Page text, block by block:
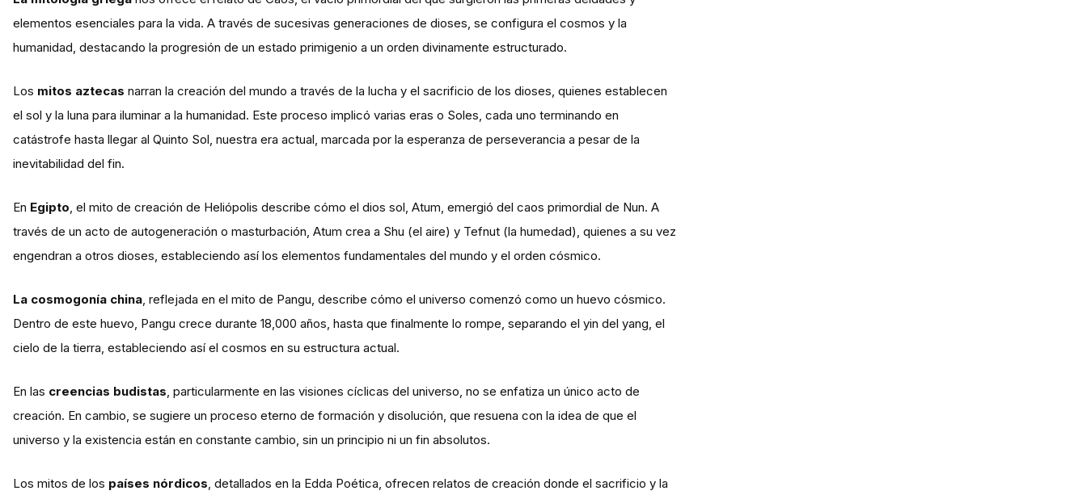
elementos esenciales para la vida. A través de sucesivas generaciones de dioses, se configura el cosmos y la
humanidad, destacando la progresión de un estado primigenio a un orden divinamente estructurado.
Los mitos aztecas narran la creación del mundo a través de la lucha y el sacrificio de los dioses, quienes establecen
el sol y la luna para iluminar a la humanidad. Este proceso implicó varias eras o Soles, cada uno terminando en
catástrofe hasta llegar al Quinto Sol, nuestra era actual, marcada por la esperanza de perseverancia a pesar de la
inevitabilidad del fin.
En Egipto, el mito de creación de Heliópolis describe cómo el dios sol, Atum, emergió del caos primordial de Nun. A
través de un acto de autogeneración o masturbación, Atum crea a Shu (el aire) y Tefnut (la humedad), quienes a su vez
engendran a otros dioses, estableciendo así los elementos fundamentales del mundo y el orden cósmico.
La cosmogonía china, reflejada en el mito de Pangu, describe cómo el universo comenzó como un huevo cósmico.
Dentro de este huevo, Pangu crece durante 18,000 años, hasta que finalmente lo rompe, separando el yin del yang, el
cielo de la tierra, estableciendo así el cosmos en su estructura actual.
En las creencias budistas, particularmente en las visiones cíclicas del universo, no se enfatiza un único acto de
creación. En cambio, se sugiere un proceso eterno de formación y disolución, que resuena con la idea de que el
universo y la existencia están en constante cambio, sin un principio ni un fin absolutos.
Los mitos de los países nórdicos, detallados en la Edda Poética, ofrecen relatos de creación donde el sacrificio y la